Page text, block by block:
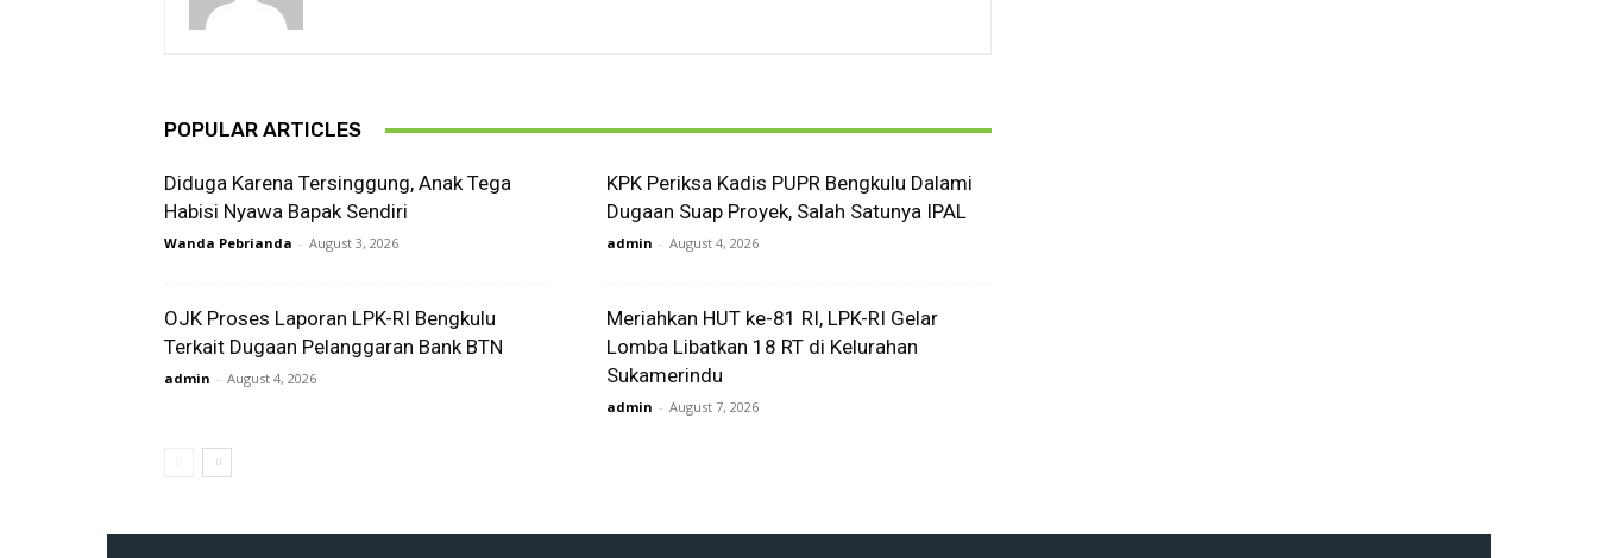
POPULAR ARTICLES
Diduga Karena Tersinggung, Anak Tega
Habisi Nyawa Bapak Sendiri
Wanda Pebrianda - August 3, 2026
KPK Periksa Kadis PUPR Bengkulu Dalami
Dugaan Suap Proyek, Salah Satunya IPAL
admin - August 4, 2026
OJK Proses Laporan LPK-RI Bengkulu
Terkait Dugaan Pelanggaran Bank BTN
admin - August 4, 2026
Meriahkan HUT ke-81 RI, LPK-RI Gelar
Lomba Libatkan 18 RT di Kelurahan
Sukamerindu
admin - August 7, 2026